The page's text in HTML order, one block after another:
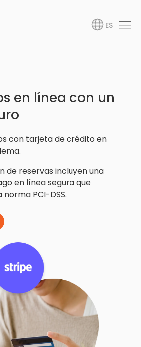
ES
en línea con un
con tarjeta de crédito en
de reservas incluyen una
en línea segura que
norma PCI-DSS.